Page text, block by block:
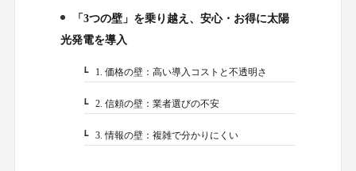
「3つの壁」を乗り越え、安心・お得に太陽
光発電を導入
2-1.1. 価格の壁：高い導入コストと不透明さ
2-2.2. 信頼の壁：業者選びの不安
2-3.3. 情報の壁：複雑で分かりにくい